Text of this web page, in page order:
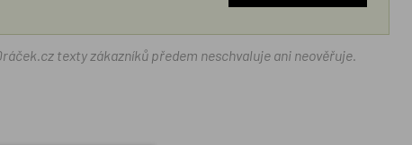
texty zákazníků předem neschvaluje ani neověřuje.